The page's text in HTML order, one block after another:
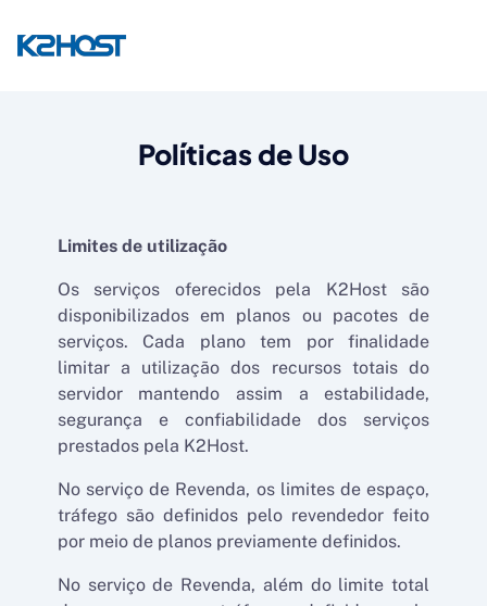
Políticas de Uso
Limites de utilização
Os serviços oferecidos pela K2Host são
disponibilizados em planos ou pacotes de
serviços. Cada plano tem por finalidade
limitar a utilização dos recursos totais do
servidor mantendo assim a estabilidade,
segurança e confiabilidade dos serviços
prestados pela K2Host.
No serviço de Revenda, os limites de espaço,
tráfego são definidos pelo revendedor feito
por meio de planos previamente definidos.
No serviço de Revenda, além do limite total